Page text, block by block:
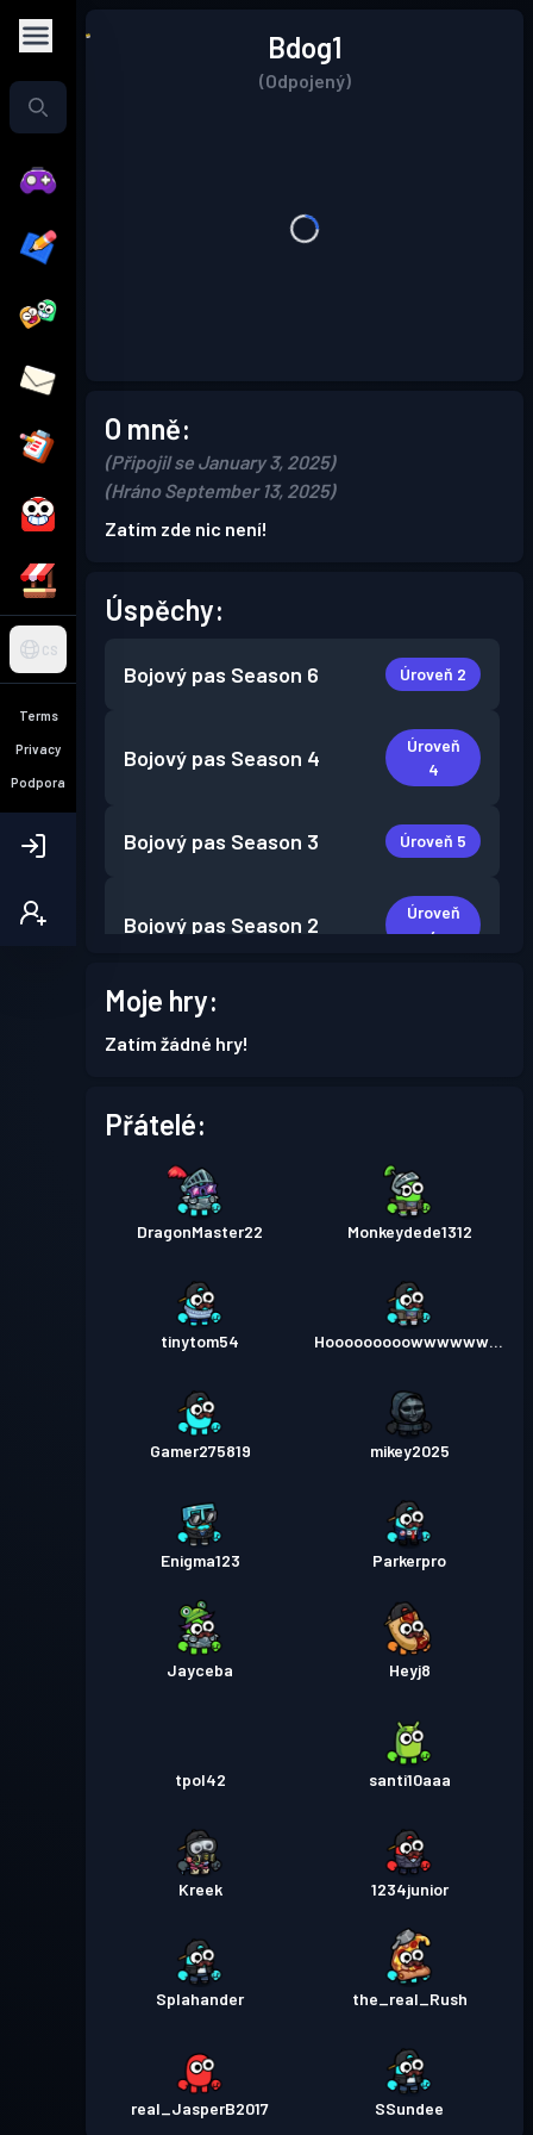
CS
Terms
Privacy
Podpora
Bdog1
(Odpojený)
O mně:
(Připojil se January 3, 2025)
(Hráno September 13, 2025)
Zatím zde nic není!
Úspěchy:
Bojový pas Season 6 Úroveň 2
Bojový pas Season 4
Úroveň
4
Bojový pas Season 3 Úroveň 5
Bojový pas Season 2
Úroveň
4
Bojový pas
Moje hry:
Zatím žádné hry!
Přátelé:
DragonMaster22 Monkeydede1312
tinytom54 Hooooooooowwwwwww3
Gamer275819 mikey2025
Enigma123 Parkerpro
Jayceba Heyj8
tpol42 santi10aaa
Kreek 1234junior
Splahander the_real_Rush
real_JasperB2017 SSundee